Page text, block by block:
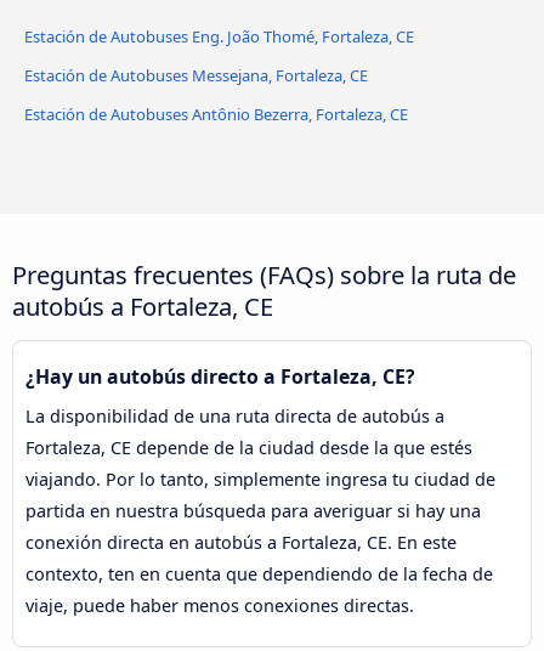
Estación de Autobuses Eng. João Thomé, Fortaleza, CE
Estación de Autobuses Messejana, Fortaleza, CE
Estación de Autobuses Antônio Bezerra, Fortaleza, CE
Preguntas frecuentes (FAQs) sobre la ruta de
autobús a Fortaleza, CE
¿Hay un autobús directo a Fortaleza, CE?
La disponibilidad de una ruta directa de autobús a
Fortaleza, CE depende de la ciudad desde la que estés
viajando. Por lo tanto, simplemente ingresa tu ciudad de
partida en nuestra búsqueda para averiguar si hay una
conexión directa en autobús a Fortaleza, CE. En este
contexto, ten en cuenta que dependiendo de la fecha de
viaje, puede haber menos conexiones directas.